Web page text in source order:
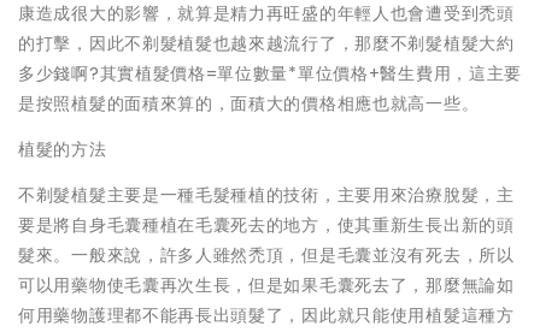
康造成很大的影響，就算是精力再旺盛的年輕人也會遭受到禿頭
的打擊，因此不剃髮植髮也越來越流行了，那麼不剃髮植髮大約
多少錢啊?其實植髮價格=單位數量*單位價格+醫生費用，這主要
是按照植髮的面積來算的，面積大的價格相應也就高一些。
植髮的方法
不剃髮植髮主要是一種毛髮種植的技術，主要用來治療脫髮，主
要是將自身毛囊種植在毛囊死去的地方，使其重新生長出新的頭
髮來。一般來說，許多人雖然禿頂，但是毛囊並沒有死去，所以
可以用藥物使毛囊再次生長，但是如果毛囊死去了，那麼無論如
何用藥物護理都不能再長出頭髮了，因此就只能使用植髮這種方